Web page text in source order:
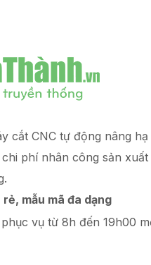
CNC tự động nâng
phí nhân công sản xuất
mẫu mã đa dạng
phục vụ từ 8h đến 19h00